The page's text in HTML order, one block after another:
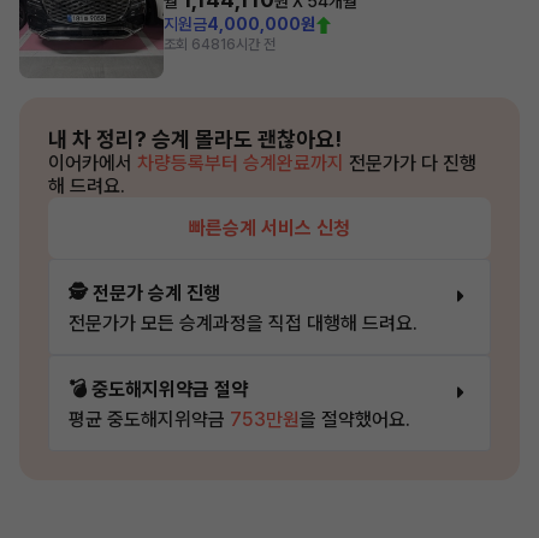
지원금4,000,000원
조회 64816시간 전
내 차 정리? 승계 몰라도 괜찮아요!
이어카에서 차량등록부터 승계완료까지 전문가가 다 진행
해 드려요.
빠른승계 서비스 신청
🕵️ 전문가 승계 진행
전문가가 모든 승계과정을 직접 대행해 드려요.
💣 중도해지위약금 절약
평균 중도해지위약금 753만원을 절약했어요.